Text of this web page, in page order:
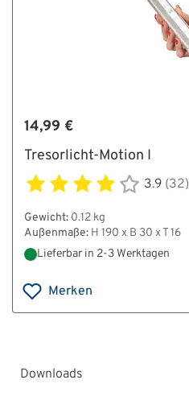
14,99 €
Tresorlicht-Motion I
3.9 (32)
Gewicht: 0.12 kg
Außenmaße: H 190 x B 30 x T 16
Lieferbar in 2-3 Werktagen
Merken
Downloads